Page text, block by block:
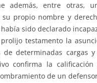
además, entre otras,
su propio nombre y
sido declarado
testamento la
de determinadas cargas y
confirma la
de un